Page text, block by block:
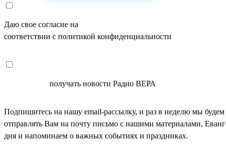
Даю свое согласие на
соответствии с политикой конфиденциальности
получать новости Радио ВЕРА
Подпишитесь на нашу email-рассылку, и раз в неделю мы будем
отправлять Вам на почту письмо с нашими материалами,
дня и напоминаем о важных событиях и праздниках.